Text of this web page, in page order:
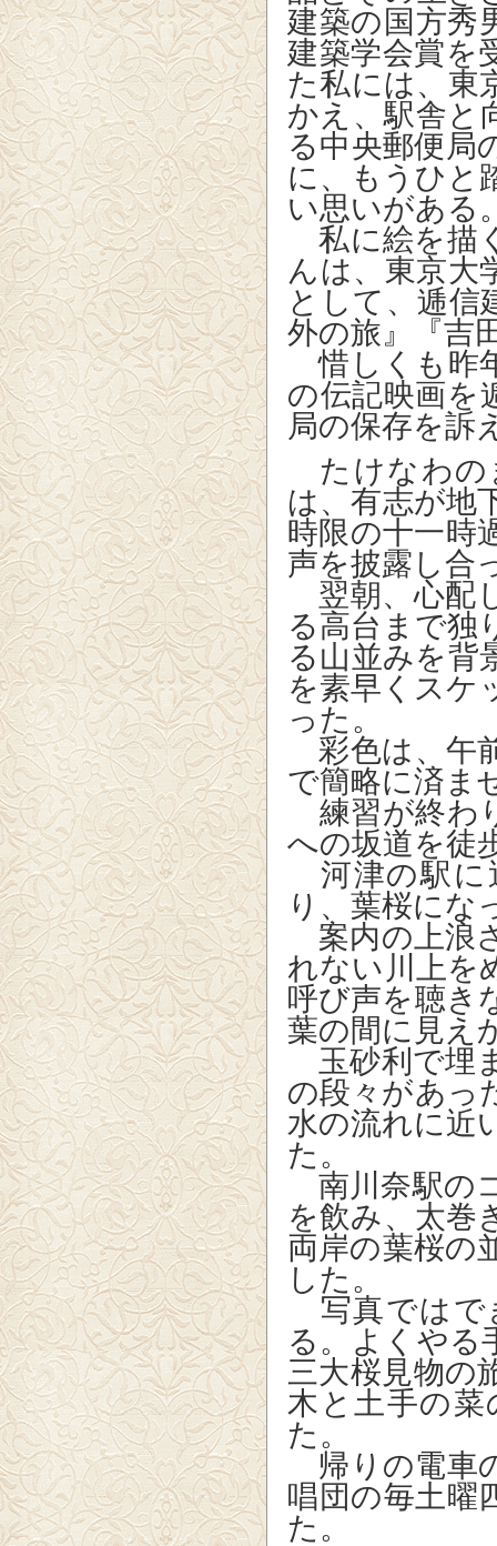
建築の国方秀
建築学会賞を
た私には、東
かえ、駅舎と
る中央郵便局
に、もうひと
い思いがある
私に絵を描
んは、東京大
として、逓信
外の旅』『吉
惜しくも昨
の伝記映画を
局の保存を訴
たけなわの
は、有志が地
時限の十一時
声を披露し合
翌朝、心配
る高台まで独
る山並みを背
を素早くスケ
った。
彩色は、午
で簡略に済ま
練習が終わ
への坂道を徒
河津の駅に
り、葉桜にな
案内の上浪
れない川上を
呼び声を聴き
葉の間に見え
玉砂利で埋
の段々があっ
水の流れに近
た。
南川奈駅の
を飲み、太巻
両岸の葉桜の
した。
写真ではで
る。よくやる
三大桜見物の
木と土手の
た。
帰りの電車
唱団の毎土曜
た。